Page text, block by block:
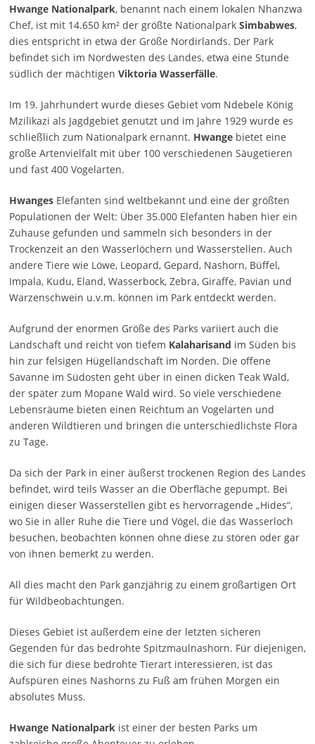
Hwange Nationalpark, benannt nach einem lokalen Nhanzwa
Chef, ist mit 14.650 km² der größte Nationalpark Simbabwes,
dies entspricht in etwa der Größe Nordirlands. Der Park
befindet sich im Nordwesten des Landes, etwa eine Stunde
südlich der mächtigen Viktoria Wasserfälle.
Im 19. Jahrhundert wurde dieses Gebiet vom Ndebele König
Mzilikazi als Jagdgebiet genutzt und im Jahre 1929 wurde es
schließlich zum Nationalpark ernannt. Hwangebietet eine
große Artenvielfalt mit über 100 verschiedenen Säugetieren
und fast 400 Vogelarten.
HwangesElefanten sind weltbekannt und eine der größten
Populationen der Welt: Über 35.000 Elefanten haben hier ein
Zuhause gefunden und sammeln sich besonders in der
Trockenzeit an den Wasserlöchern und Wasserstellen. Auch
andere Tiere wie Löwe, Leopard, Gepard, Nashorn, Büffel,
Impala, Kudu, Eland, Wasserbock, Zebra, Giraffe, Pavian und
Warzenschwein u.v.m. können im Park entdeckt werden.
Aufgrund der enormen Größe des Parks variiert auch die
Landschaft und reicht von tiefem Kalaharisand im Süden bis
hin zur felsigen Hügellandschaft im Norden. Die offene
Savanne im Südosten geht über in einen dicken Teak Wald,
der später zum Mopane Wald wird. So viele verschiedene
Lebensräume bieten einen Reichtum an Vogelarten und
anderen Wildtieren und bringen die unterschiedlichste Flora
zu Tage.
Da sich der Park in einer äußerst trockenen Region des Landes
befindet, wird teils Wasser an die Oberfläche gepumpt. Bei
einigen dieser Wasserstellen gibt es hervorragende „Hides“,
wo Sie in aller Ruhe die Tiere und Vögel, die das Wasserloch
besuchen, beobachten können ohne diese zu stören oder gar
von ihnen bemerkt zu werden.
All dies macht den Park ganzjährig zu einem großartigen Ort
für Wildbeobachtungen.
Dieses Gebiet ist außerdem eine der letzten sicheren
Gegenden für das bedrohte Spitzmaulnashorn. Für diejenigen,
die sich für diese bedrohte Tierart interessieren, ist das
Aufspüren eines Nashorns zu Fuß am frühen Morgen ein
absolutes Muss.
Hwange Nationalparkist einer der besten Parks um